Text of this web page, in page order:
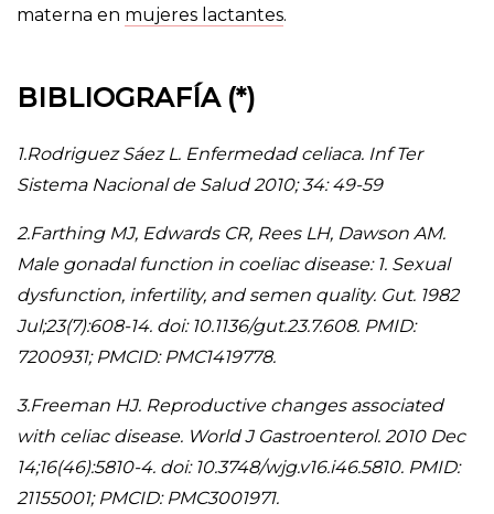
materna en mujeres lactantes.
BIBLIOGRAFÍA (*)
1.Rodriguez Sáez L. Enfermedad celiaca. Inf Ter
Sistema Nacional de Salud 2010; 34: 49-59
2.Farthing MJ, Edwards CR, Rees LH, Dawson AM.
Male gonadal function in coeliac disease: 1. Sexual
dysfunction, infertility, and semen quality. Gut. 1982
Jul;23(7):608-14. doi: 10.1136/gut.23.7.608. PMID:
7200931; PMCID: PMC1419778.
3.Freeman HJ. Reproductive changes associated
with celiac disease. World J Gastroenterol. 2010 Dec
14;16(46):5810-4. doi: 10.3748/wjg.v16.i46.5810. PMID:
21155001; PMCID: PMC3001971.